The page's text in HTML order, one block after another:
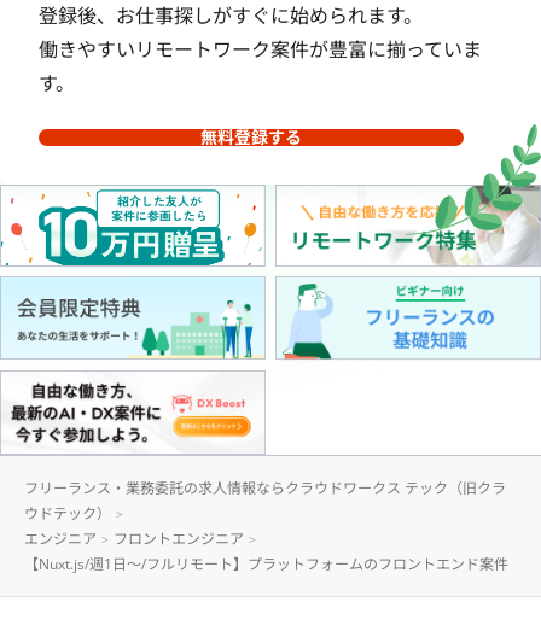
登録後、お仕事探しがすぐに始められます。
働きやすいリモートワーク案件が豊富に揃っていま
す。
無料登録する
フリーランス・業務委託の求人情報ならクラウドワークス テック（旧クラ
ウドテック）
エンジニア
フロントエンジニア
【Nuxt.js/週1日〜/フルリモート】プラットフォームのフロントエンド案件